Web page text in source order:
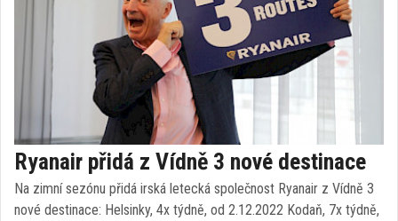
Ryanair přidá z Vídně 3 nové destinace
Na zimní sezónu přidá irská letecká společnost Ryanair z Vídně 3
nové destinace: Helsinky, 4x týdně, od 2.12.2022 Kodaň, 7x týdně,